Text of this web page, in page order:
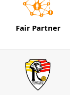
Fair Partner